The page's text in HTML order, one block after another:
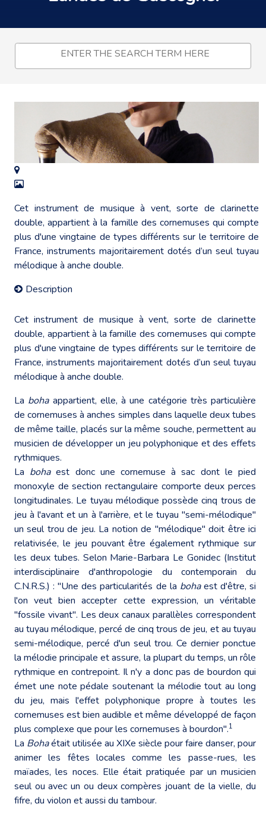
Cet instrument de musique à vent, sorte de clarinette
double, appartient à la famille des cornemuses qui compte
plus d'une vingtaine de types différents sur le territoire de
France, instruments majoritairement dotés d’un seul tuyau
mélodique à anche double.
Description
Cet instrument de musique à vent, sorte de clarinette
double, appartient à la famille des cornemuses qui compte
plus d'une vingtaine de types différents sur le territoire de
France, instruments majoritairement dotés d’un seul tuyau
mélodique à anche double.
La bohaappartient, elle, à une catégorie très particulière
de cornemuses à anches simples dans laquelle deux tubes
de même taille, placés sur la même souche, permettent au
musicien de développer un jeu polyphonique et des effets
rythmiques.
La bohaest donc une cornemuse à sac dont le pied
monoxyle de section rectangulaire comporte deux perces
longitudinales. Le tuyau mélodique possède cinq trous de
jeu à l'avant et un à l'arrière, et le tuyau "semi-mélodique"
un seul trou de jeu. La notion de "mélodique" doit être ici
relativisée, le jeu pouvant être également rythmique sur
les deux tubes. Selon Marie-Barbara Le Gonidec (Institut
interdisciplinaire d'anthropologie du contemporain du
C.N.R.S.) : "Une des particularités de la bohaest d'être, si
l'on veut bien accepter cette expression, un véritable
"fossile vivant". Les deux canaux parallèles correspondent
au tuyau mélodique, percé de cinq trous de jeu, et au tuyau
semi-mélodique, percé d'un seul trou. Ce dernier ponctue
la mélodie principale et assure, la plupart du temps, un rôle
rythmique en contrepoint. Il n'y a donc pas de bourdon qui
émet une note pédale soutenant la mélodie tout au long
du jeu, mais l'effet polyphonique propre à toutes les
cornemuses est bien audible et même développé de façon
plus complexe que pour les cornemuses à bourdon".1
La Bohaétait utilisée au XIXe siècle pour faire danser, pour
animer les fêtes locales comme les passe-rues, les
maïades, les noces. Elle était pratiquée par un musicien
seul ou avec un ou deux compères jouant de la vielle, du
fifre, du violon et aussi du tambour.